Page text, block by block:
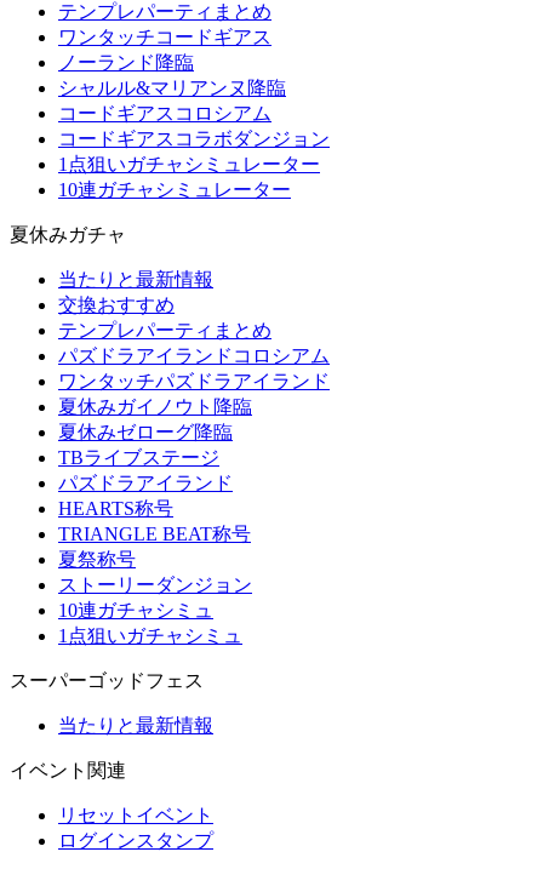
テンプレパーティまとめ
ワンタッチコードギアス
ノーランド降臨
シャルル&マリアンヌ降臨
コードギアスコロシアム
コードギアスコラボダンジョン
1点狙いガチャシミュレーター
10連ガチャシミュレーター
夏休みガチャ
当たりと最新情報
交換おすすめ
テンプレパーティまとめ
パズドラアイランドコロシアム
ワンタッチパズドラアイランド
夏休みガイノウト降臨
夏休みゼローグ降臨
TBライブステージ
パズドラアイランド
HEARTS称号
TRIANGLE BEAT称号
夏祭称号
ストーリーダンジョン
10連ガチャシミュ
1点狙いガチャシミュ
スーパーゴッドフェス
当たりと最新情報
イベント関連
リセットイベント
ログインスタンプ